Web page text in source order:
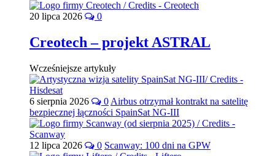
20 lipca 2026 0
Creotech – projekt ASTRAL
Wcześniejsze artykuły
6 sierpnia 2026 0 Airbus otrzymał kontrakt na satelitę
bezpiecznej łączności SpainSat NG-III
12 lipca 2026 0 Scanway: 100 dni na GPW